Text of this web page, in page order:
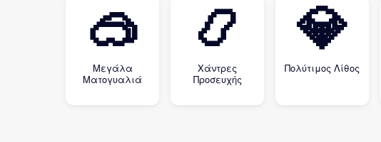
🥽
Μεγάλα
Ματογυαλιά
📿
Χάντρες
Προσευχής
💎
Πολύτιμος Λίθος